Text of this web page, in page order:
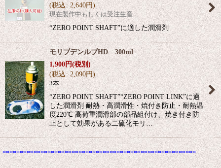
(税込: 2,640円)
現在製作中もしくは受注生産
“ZERO POINT SHAFT”に適した潤滑剤
モリブデンルブHD 300ml
1,900円(税別)
(税込: 2,090円)
3本
“ZERO POINT SHAFT”“ZERO POINT LINK”に適
した潤滑剤 耐熱・高潤滑性・焼付き防止・耐熱温
度220℃ 高荷重潤滑部の部品組付け、焼き付き防
止として効果がある二硫化モリ…
********************************************************